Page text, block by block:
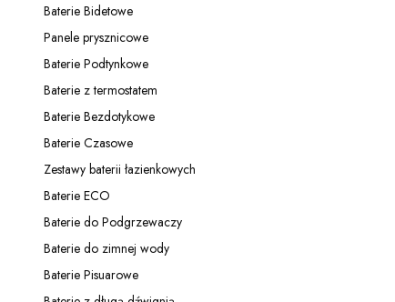
Kategoria - Baterie Bidetowe
Baterie Bidetowe
Kategoria - Panele prysznicowe
Panele prysznicowe
Kategoria - Baterie Podtynkowe
Baterie Podtynkowe
Kategoria - Baterie z termostatem
Baterie z termostatem
Kategoria - Baterie Bezdotykowe
Baterie Bezdotykowe
Kategoria - Baterie Czasowe
Baterie Czasowe
Kategoria - Zestawy baterii łazienkowych
Zestawy baterii łazienkowych
Kategoria - Baterie ECO
Baterie ECO
Kategoria - Baterie do Podgrzewaczy
Baterie do Podgrzewaczy
Kategoria - Baterie do zimnej wody
Baterie do zimnej wody
Kategoria - Baterie Pisuarowe
Baterie Pisuarowe